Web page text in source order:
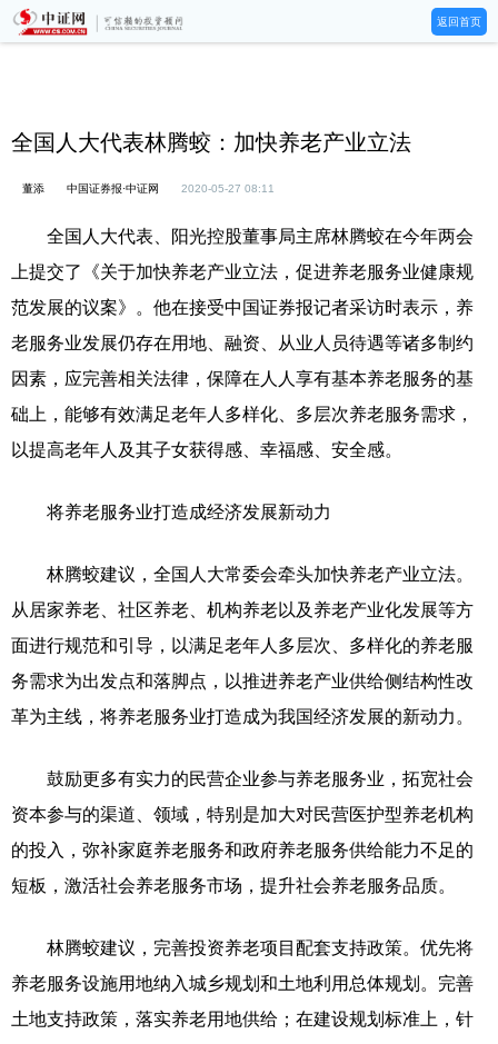
返回首页
全国人大代表林腾蛟：加快养老产业立法
董添 中国证券报·中证网 2020-05-27 08:11
全国人大代表、阳光控股董事局主席林腾蛟在今年两会
上提交了《关于加快养老产业立法，促进养老服务业健康规
范发展的议案》。他在接受中国证券报记者采访时表示，养
老服务业发展仍存在用地、融资、从业人员待遇等诸多制约
因素，应完善相关法律，保障在人人享有基本养老服务的基
础上，能够有效满足老年人多样化、多层次养老服务需求，
以提高老年人及其子女获得感、幸福感、安全感。
将养老服务业打造成经济发展新动力
林腾蛟建议，全国人大常委会牵头加快养老产业立法。
从居家养老、社区养老、机构养老以及养老产业化发展等方
面进行规范和引导，以满足老年人多层次、多样化的养老服
务需求为出发点和落脚点，以推进养老产业供给侧结构性改
革为主线，将养老服务业打造成为我国经济发展的新动力。
鼓励更多有实力的民营企业参与养老服务业，拓宽社会
资本参与的渠道、领域，特别是加大对民营医护型养老机构
的投入，弥补家庭养老服务和政府养老服务供给能力不足的
短板，激活社会养老服务市场，提升社会养老服务品质。
林腾蛟建议，完善投资养老项目配套支持政策。优先将
养老服务设施用地纳入城乡规划和土地利用总体规划。完善
土地支持政策，落实养老用地供给；在建设规划标准上，针